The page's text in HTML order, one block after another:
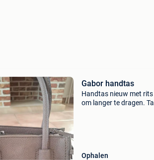
Gabor handtas
Handtas nieuw met rits
om langer te dragen.
Ophalen